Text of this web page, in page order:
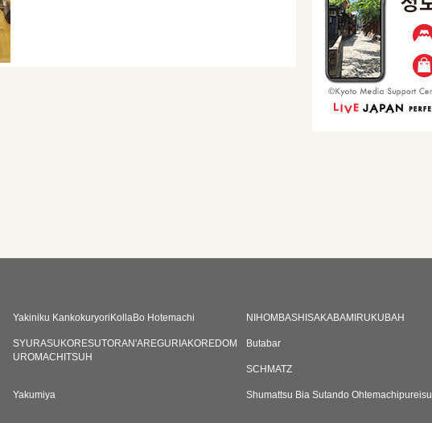
Yakiniku KankokuryoriKollaBo Hotemachi NIHOMBASHISAKABAMIRUKUBAH
SYURASUKORESUTORAN'AREGURIAKOREDOM
UROMACHITSUH
Butabar
SCHMATZ
Yakumiya Shumattsu Bia Sutando Ohtemachipureisu